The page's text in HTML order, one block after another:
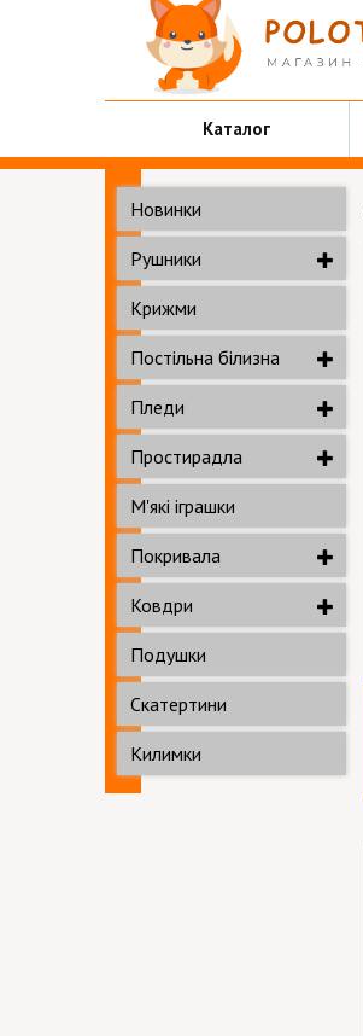
Каталог
Новинки
Рушники
Крижми
Постільна білизна
Пледи
Простирадла
М'які іграшки
Покривала
Ковдри
Подушки
Скатертини
Килимки